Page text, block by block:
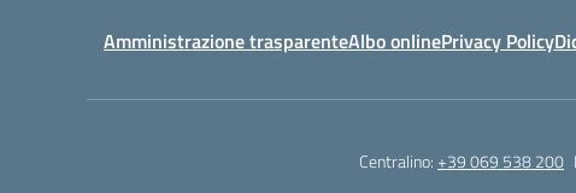
Amministrazione trasparenteAlbo onlinePrivacy Policy
Centralino:+39 069 538 200